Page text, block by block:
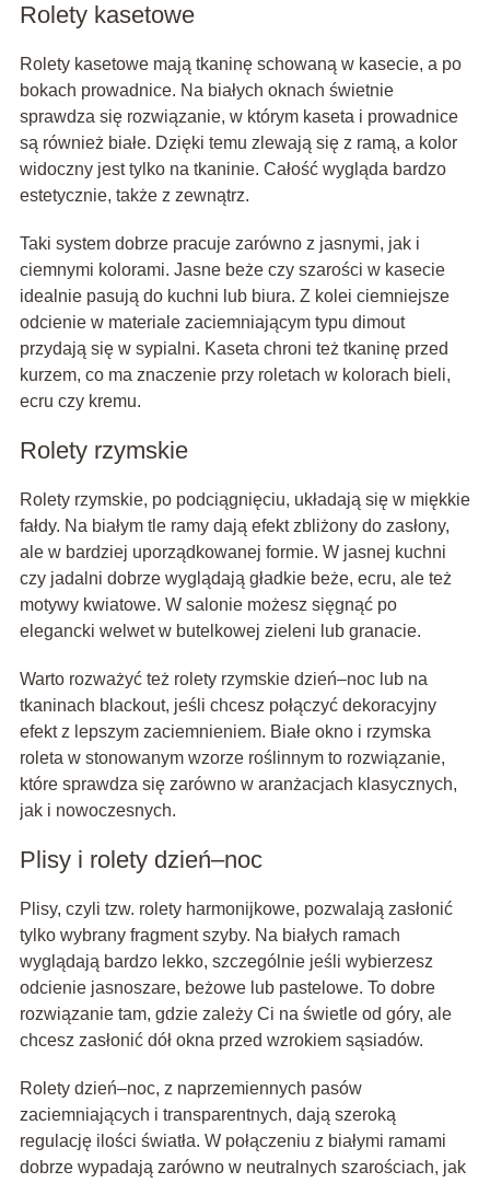
Rolety kasetowe
Rolety kasetowe mają tkaninę schowaną w kasecie, a po
bokach prowadnice. Na białych oknach świetnie
sprawdza się rozwiązanie, w którym kaseta i prowadnice
są również białe. Dzięki temu zlewają się z ramą, a kolor
widoczny jest tylko na tkaninie. Całość wygląda bardzo
estetycznie, także z zewnątrz.
Taki system dobrze pracuje zarówno z jasnymi, jak i
ciemnymi kolorami. Jasne beże czy szarości w kasecie
idealnie pasują do kuchni lub biura. Z kolei ciemniejsze
odcienie w materiale zaciemniającym typu dimout
przydają się w sypialni. Kaseta chroni też tkaninę przed
kurzem, co ma znaczenie przy roletach w kolorach bieli,
ecru czy kremu.
Rolety rzymskie
Rolety rzymskie, po podciągnięciu, układają się w miękkie
fałdy. Na białym tle ramy dają efekt zbliżony do zasłony,
ale w bardziej uporządkowanej formie. W jasnej kuchni
czy jadalni dobrze wyglądają gładkie beże, ecru, ale też
motywy kwiatowe. W salonie możesz sięgnąć po
elegancki welwet w butelkowej zieleni lub granacie.
Warto rozważyć też rolety rzymskie dzień–noc lub na
tkaninach blackout, jeśli chcesz połączyć dekoracyjny
efekt z lepszym zaciemnieniem. Białe okno i rzymska
roleta w stonowanym wzorze roślinnym to rozwiązanie,
które sprawdza się zarówno w aranżacjach klasycznych,
jak i nowoczesnych.
Plisy i rolety dzień–noc
Plisy, czyli tzw. rolety harmonijkowe, pozwalają zasłonić
tylko wybrany fragment szyby. Na białych ramach
wyglądają bardzo lekko, szczególnie jeśli wybierzesz
odcienie jasnoszare, beżowe lub pastelowe. To dobre
rozwiązanie tam, gdzie zależy Ci na świetle od góry, ale
chcesz zasłonić dół okna przed wzrokiem sąsiadów.
Rolety dzień–noc, z naprzemiennych pasów
zaciemniających i transparentnych, dają szeroką
regulację ilości światła. W połączeniu z białymi ramami
dobrze wypadają zarówno w neutralnych szarościach, jak